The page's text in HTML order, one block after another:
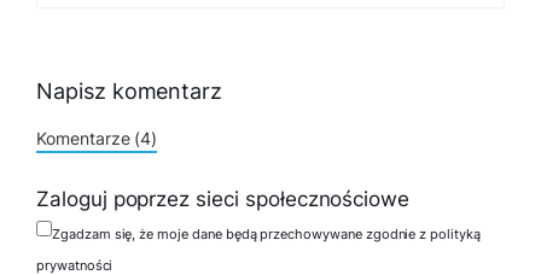
Napisz komentarz
Komentarze (4)
Zaloguj poprzez sieci społecznościowe
Zgadzam się, że moje dane będą przechowywane zgodnie z polityką
prywatności